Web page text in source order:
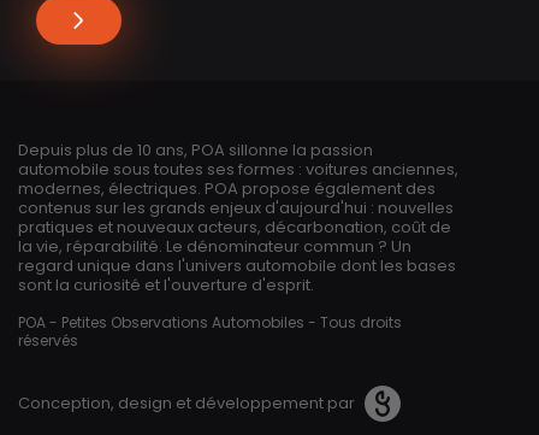
Depuis plus de 10 ans, POA sillonne la passion
automobile sous toutes ses formes : voitures anciennes,
modernes, électriques. POA propose également des
contenus sur les grands enjeux d'aujourd'hui : nouvelles
pratiques et nouveaux acteurs, décarbonation, coût de
la vie, réparabilité. Le dénominateur commun ? Un
regard unique dans l'univers automobile dont les bases
sont la curiosité et l'ouverture d'esprit.
POA - Petites Observations Automobiles - Tous droits
réservés
Conception, design et développement par